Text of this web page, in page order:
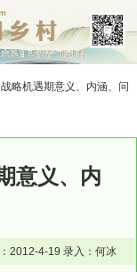
略机遇期意义、内涵、问
意义、内
2012-4-19 录入：何冰